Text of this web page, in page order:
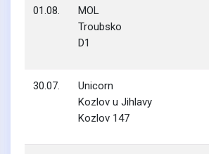
01.08.
MOL
Troubsko
D1
30.07.
Unicorn
Kozlov u Jihlavy
Kozlov 147